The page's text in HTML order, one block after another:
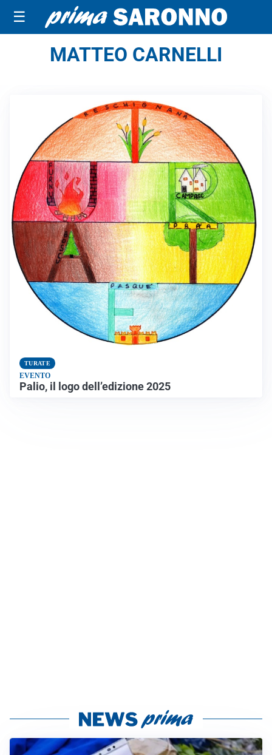
☰
MATTEO CARNELLI
TURATE
EVENTO
Palio, il logo dell’edizione 2025